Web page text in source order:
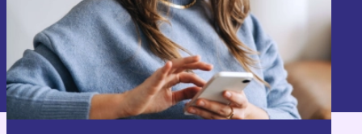
Registruokitės
Informaciją apie asmens duomenų naudojimą rasi mūsų
Privatumo politikoje.